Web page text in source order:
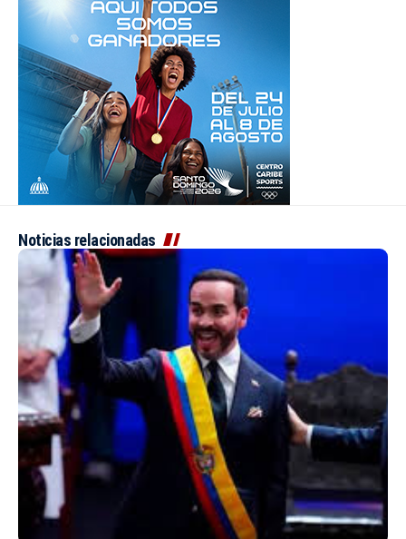
Noticias relacionadas